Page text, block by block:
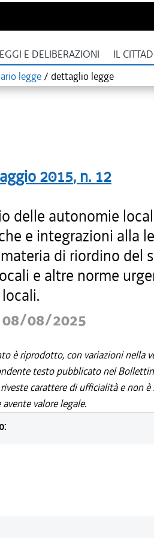
E DELIBERAZIONI IL
legge / dettaglio legge
2015, n. 12
delle autonomie
e integrazioni alla
di riordino del
e altre norme
08/08/2025
è riprodotto, con variazioni nella
testo pubblicato nel
carattere di ufficialità e non
valore legale.